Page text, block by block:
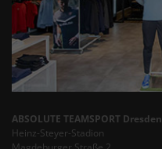
ABSOLUTE TEAMSPORT Dresden
Heinz-Steyer-Stadion